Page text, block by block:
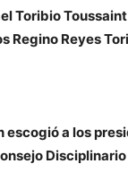
Toribio
Regino Reyes
escogió a los